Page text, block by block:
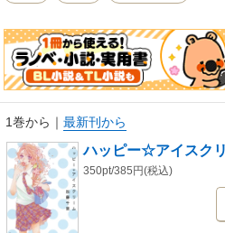
1巻から ｜ 最新刊から
ハッピー☆アイスク
350pt/385円(税込)